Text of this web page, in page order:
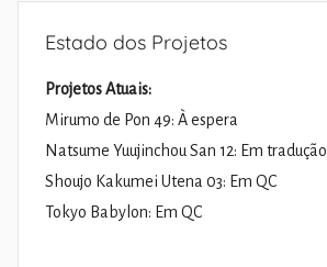
Estado dos Projetos
Projetos Atuais:
Mirumo de Pon 49: À espera
Natsume Yuujinchou San 12: Em tradução
Shoujo Kakumei Utena 03: Em QC
Tokyo Babylon: Em QC